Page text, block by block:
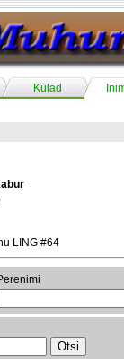
Külad
LING #64